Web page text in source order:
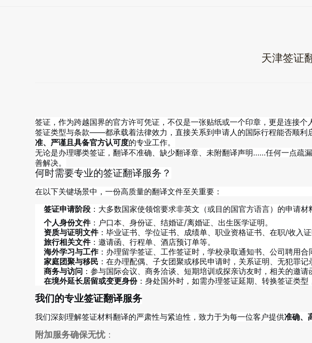
天津签证
签证，作为跨越国界的官方许可凭证，不仅是一张贴纸或一个印章，更是连接
签证类型与条款——都承载着法律效力，直接关系到申请人的国际行程能否顺
准、严谨且具备官方认可度的专业工作。
无论是办理哪类签证，翻译不准确、缺少翻译章、未附翻译声明……任何一点疏
善解决。
何时需要专业的签证翻译服务？
在以下关键场景中，一份高质量的翻译文件至关重要：
签证申请阶段 ：大多数国家使领馆要求非英文（或目的国官方语言）的申请
个人身份文件：户口本、身份证、结婚证/离婚证、出生医学证明。
资质与证明文件：毕业证书、学位证书、成绩单、职业资格证书、在职/收入证
旅行相关文件：邀请函、行程单、酒店预订单等。
海外学习与工作：办理留学签证、工作签证时，学校录取通知书、公司聘用
家庭团聚与移民 ：在办理配偶、子女团聚或移民申请时，关系证明、无犯罪
商务与访问 ：参与国际会议、商务洽谈、短期培训或探亲访友时，相关的邀请
在境外延长居留或变更身份：身处国外时，如需办理签证延期、转换签证类型
我们的专业签证翻译服务
我们深刻理解签证材料翻译的严肃性与紧迫性，致力于为每一位客户提供准确、
附加服务确保无忧：